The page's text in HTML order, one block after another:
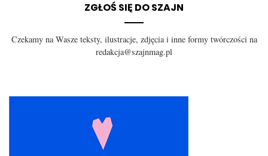
ZGŁOŚ SIĘ DO SZAJN
Czekamy na Wasze teksty, ilustracje, zdjęcia i inne formy twórczości na
redakcja@szajnmag.pl